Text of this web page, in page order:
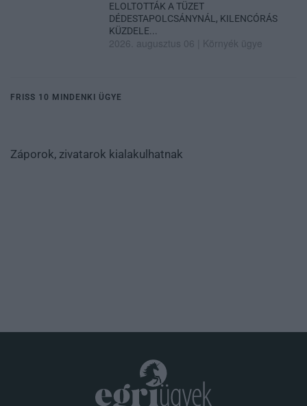
ELOLTOTTÁK A TÜZET
DÉDESTAPOLCSÁNYNÁL, KILENCÓRÁS
KÜZDELE...
2026. augusztus 06 Környék ügye
FRISS 10 MINDENKI ÜGYE
Záporok, zivatarok kialakulhatnak